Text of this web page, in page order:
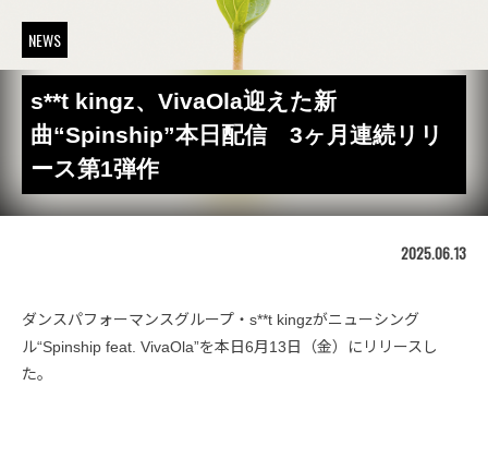
NEWS
s**t kingz、VivaOla迎えた新
曲“Spinship”本日配信 3ヶ月連続リリ
ース第1弾作
2025.06.13
ダンスパフォーマンスグループ・s**t kingzがニューシング
ル“Spinship feat. VivaOla”を本日6月13日（金）にリリースし
た。